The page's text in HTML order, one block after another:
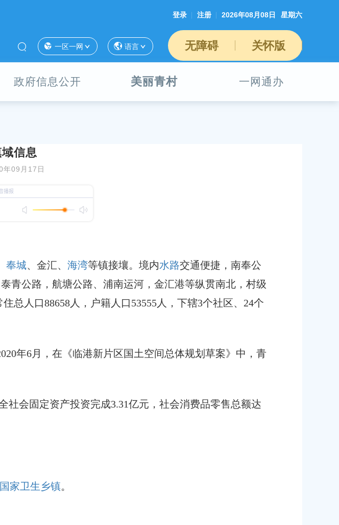
登录 注册 2026年08月08日 星期六
无障碍 关怀版
一区一网 语言
政府信息公开 美丽青村 一网通办
信息
年09月17日
奉城、金汇、 海湾等镇接壤。境内水路交通便捷，南奉公
青公路，航塘公路、浦南运河，金汇港等纵贯南北，村级
总人口88658人，户籍人口53555人，下辖3个社区、24个
年6月，在《临港新片区国土空间总体规划草案》中，青
社会固定资产投资完成3.31亿元，社会消费品零售总额达
家卫生乡镇。